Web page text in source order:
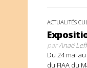
ACTUALITÉS
parAnaë
Du 24 mai
du FIAA du